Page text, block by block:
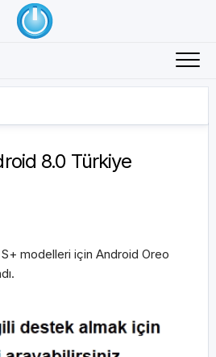
8.0 Türkiye
modelleri için Android Oreo